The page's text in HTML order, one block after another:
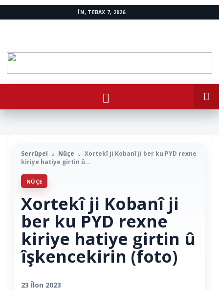
ÎN, TEBAX 7, 2026
Serrûpel Nûçe
Xortekî ji Kobanî ji ber ku PYD rexne
kiriye hatiye girtin û...
NÛÇE
Xortekî ji Kobanî ji
ber ku PYD rexne
kiriye hatiye girtin û
îşkencekirin (foto)
23 Îlon 2023